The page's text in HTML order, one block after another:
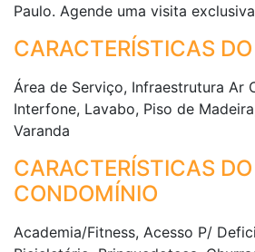
Paulo. Agende uma visita
CARACTERÍSTICAS
Área de Serviço, Infraestrutura Ar
Interfone, Lavabo, Piso de
Varanda
CARACTERÍSTICAS DO
CONDOMÍNIO
Academia/Fitness, Acesso P/